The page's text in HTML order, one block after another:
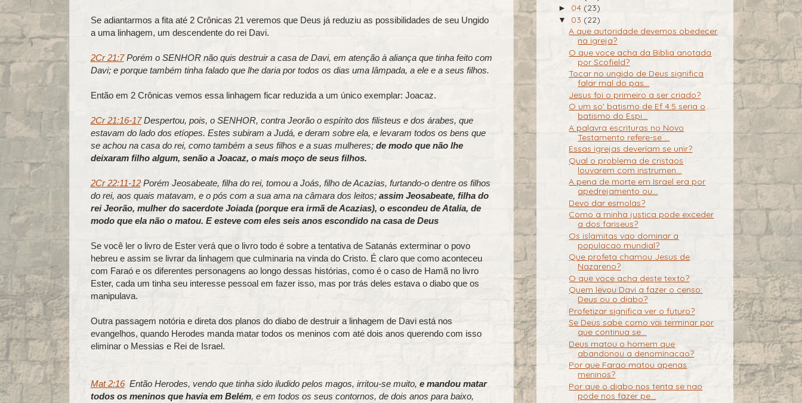
Se adiantarmos a fita até 2 Crônicas 21 veremos que Deus já reduziu as possibilidades de seu Ungido
a uma linhagem, um descendente do rei Davi.
2Cr 21:7Porém o SENHOR não quis destruir a casa de Davi, em atenção à aliança que tinha feito com
Davi; e porque também tinha falado que lhe daria por todos os dias uma lâmpada, a ele e a seus filhos.
Então em 2 Crônicas vemos essa linhagem ficar reduzida a um único exemplar: Joacaz.
2Cr 21:16-17Despertou, pois, o SENHOR, contra Jeorão o espírito dos filisteus e dos árabes, que
estavam do lado dos etíopes. Estes subiram a Judá, e deram sobre ela, e levaram todos os bens que
se achou na casa do rei, como também a seus filhos e a suas mulheres; de modo que não lhe
deixaram filho algum, senão a Joacaz, o mais moço de seus filhos.
2Cr 22:11-12Porém Jeosabeate, filha do rei, tomou a Joás, filho de Acazias, furtando-o dentre os filhos
do rei, aos quais matavam, e o pós com a sua ama na câmara dos leitos; assim Jeosabeate, filha do
rei Jeorão, mulher do sacerdote Joiada (porque era irmã de Acazias), o escondeu de Atalia, de
modo que ela não o matou. E esteve com eles seis anos escondido na casa de Deus
Se você ler o livro de Ester verá que o livro todo é sobre a tentativa de Satanás exterminar o povo
hebreu e assim se livrar da linhagem que culminaria na vinda do Cristo. É claro que como aconteceu
com Faraó e os diferentes personagens ao longo dessas histórias, como é o caso de Hamã no livro
Ester, cada um tinha seu interesse pessoal em fazer isso, mas por trás deles estava o diabo que os
manipulava.
Outra passagem notória e direta dos planos do diabo de destruir a linhagem de Davi está nos
evangelhos, quando Herodes manda matar todos os meninos com até dois anos querendo com isso
eliminar o Messias e Rei de Israel.
Mat 2:16Então Herodes, vendo que tinha sido iludido pelos magos, irritou-se muito, e mandou matar
todos os meninos que havia em Belém, e em todos os seus contornos, de dois anos para baixo,
► 04 (23)
▼ 03 (22)
A que autoridade devemos obedecer
na igreja?
O que voce acha da Biblia anotada
por Scofield?
Tocar no ungido de Deus significa
falar mal do pas...
Jesus foi o primeiro a ser criado?
O um so' batismo de Ef 4:5 seria o
batismo do Espi...
A palavra escrituras no Novo
Testamento refere-se ...
Essas igrejas deveriam se unir?
Qual o problema de cristaos
louvarem com instrumen...
A pena de morte em Israel era por
apedrejamento ou...
Devo dar esmolas?
Como a minha justica pode exceder
a dos fariseus?
Os islamitas vao dominar a
populacao mundial?
Que profeta chamou Jesus de
Nazareno?
O que voce acha deste texto?
Quem levou Davi a fazer o censo:
Deus ou o diabo?
Profetizar significa ver o futuro?
Se Deus sabe como vai terminar por
que continua se...
Deus matou o homem que
abandonou a denominacao?
Por que Farao matou apenas
meninos?
Por que o diabo nos tenta se nao
pode nos fazer pe...